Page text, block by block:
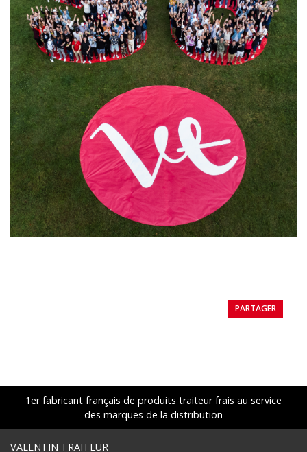
PARTAGER
1er fabricant français de produits traiteur frais au service
des marques de la distribution
VALENTIN TRAITEUR